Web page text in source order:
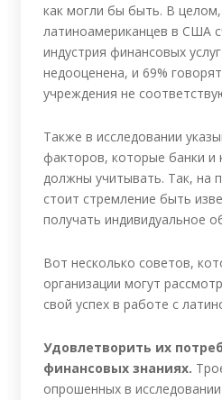
как могли бы быть. В целом,
латиноамериканцев в США
индустрия финансовых
недооценена, и 69%
учреждения не
Также в исследовании
факторов, которые банки и
должны учитывать. Так, на
стоит стремление быть
получать индивидуальное
Вот несколько советов,
организации могут
свой успех в работе с
Удовлетворить их
финансовых знаниях.
опрошенных в